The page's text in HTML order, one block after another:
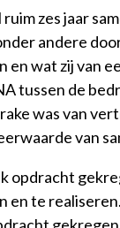
zes jaar
andere
en wat zij van
tussen de
was van
van
opdracht
te
gekregen